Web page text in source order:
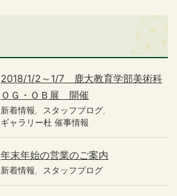
2018/1/2～1/7 鹿大教育学部美術科
ＯＧ・ＯＢ展 開催
新着情報
スタッフブログ
ギャラリー杜 催事情報
年末年始の営業のご案内
新着情報 スタッフブログ